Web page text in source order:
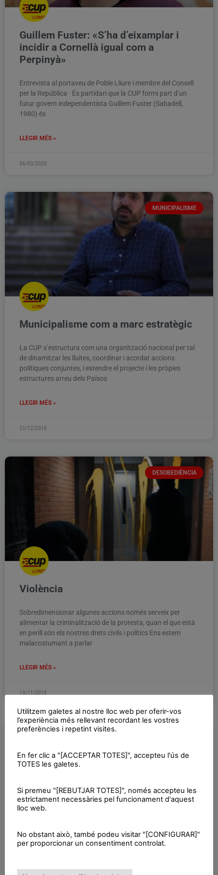
Guillem Fuster: «S’ha d’eixamplar i
incidir a Cornellà igual com a
Perpinyà»
Entrevista al portaveu de Poble Lliure i membre del Consell
per la República · És partidari que la CUP formi part d’un
futur govern independentista Guillem Fuster (Sabadell,
1980) és
LLEGIR MÉS »
06/03/2020
MUNICIPALISME
Municipalisme com a marc estratègic
La CUP s’estructura com una organització nacional per tal
de dinamitzar les lluites, coordinar i acordar accions
polítiques conjuntes, i estendre el projecte i les pròpies
estructures arreu dels Països
LLEGIR MÉS »
21/12/2018
DESOBEDIÈNCIA
Violència
Sobredimensionar algunes accions només serveix per
alimentar la criminalització de la protesta, quan el que està
en perill són els nostres drets civils i polítics Ens estem
malacostumant a parlar
LLEGIR MÉS »
18/11/2018
Utilitzem galetes al nostre lloc web per oferir-vos
l’experiència més rellevant recordant les vostres
preferències i repetint visites.
En fer clic a "[ACCEPTAR TOTES]", accepteu l'ús de
TOTES les galetes.
Si premeu "[REBUTJAR TOTES]", només accepteu les
estrictament necessàries pel funcionament d'aquest
lloc web.
No obstant això, també podeu visitar "[CONFIGURAR]"
per proporcionar un consentiment controlat.